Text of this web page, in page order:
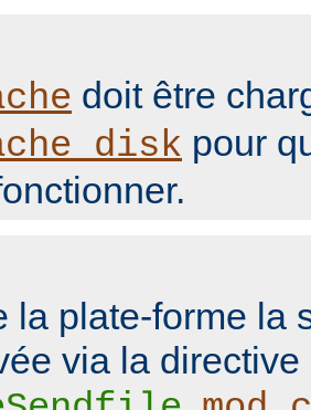
doit être
pour
la plate-forme la
via la directive